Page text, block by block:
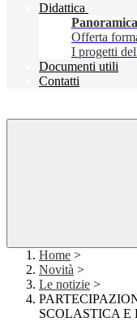
Didattica
Panoramica
Offerta
I progetti
Documenti utili
Contatti
Home >
Novità >
Le notizie >
SCOLASTICA E